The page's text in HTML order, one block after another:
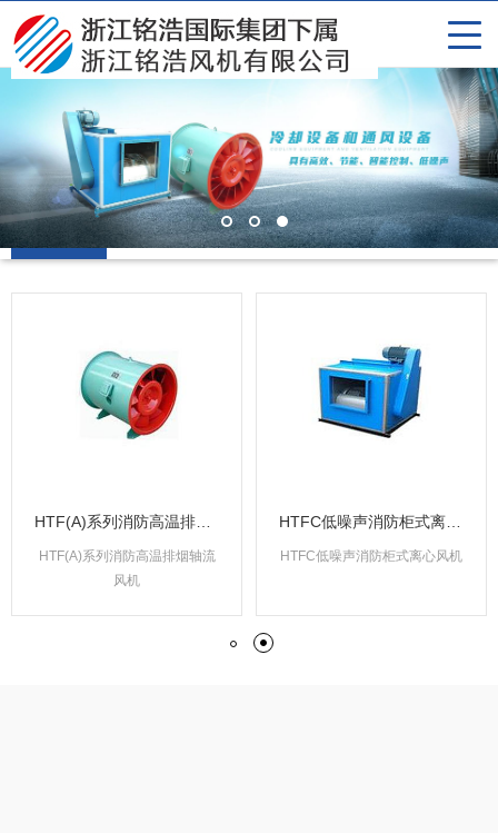
HTF(A)系列消防高温排烟轴流风机
HTF(A)系列消防高温排烟轴流
风机
HTFC低噪声消防柜式离心风机
HTFC低噪声消防柜式离心风机